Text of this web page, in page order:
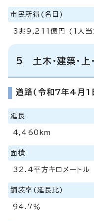
市民所得(名目)
3兆9,211億円 (1人当
5 土木・建築・上
道路(令和7年4月1
延長
4,460km
面積
32.4平方キロメートル
舗装率(延長比)
94.7％